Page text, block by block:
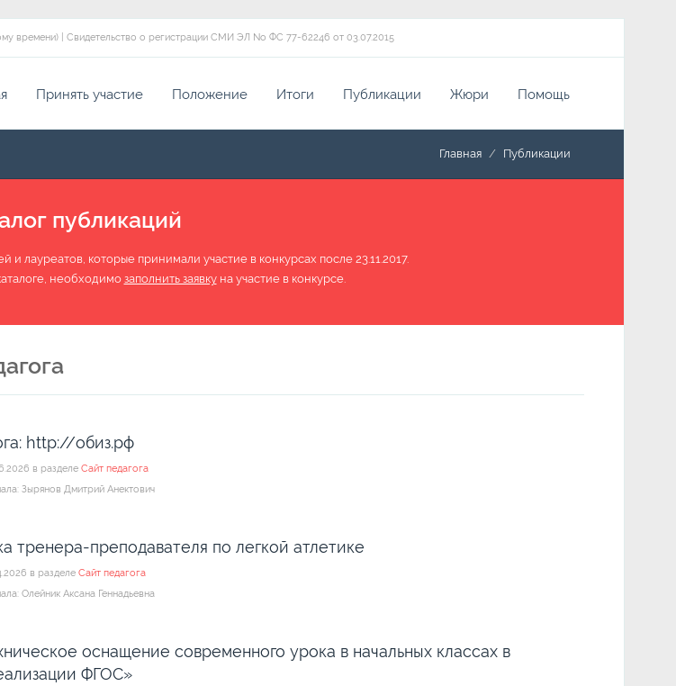
времени) | Свидетельство о регистрации СМИ ЭЛ No ФС 77-62246 от 03.07.2015
Принять участие Положение Итоги Публикации Жюри Помощь
Главная Публикации
публикаций
и лауреатов, которые принимали участие в конкурсах после 23.11.2017.
необходимо заполнить заявкуна участие в конкурсе.
http://обиз.рф
в разделе Сайт педагога
Зырянов Дмитрий Анектович
тренера-преподавателя по легкой атлетике
в разделе Сайт педагога
Олейник Аксана Геннадьевна
оснащение современного урока в начальных классах в
ФГОС»